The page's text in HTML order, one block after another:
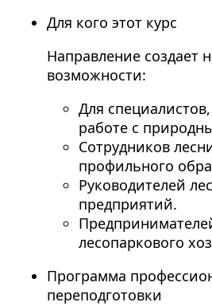
Для кого этот курс
Направление создает
возможности:
Для
работе с
Сотрудников
профильного
Руководителей
предприятий.
лесопаркового
Программа
переподготовки